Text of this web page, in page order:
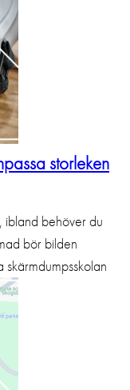
storleken
ibland behöver du
bör bilden
skärmdumpsskolan